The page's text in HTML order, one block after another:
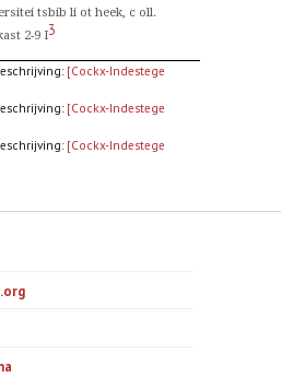
tsbib li ot heek, c oll.
2-9 I3
[Cockx-Indestege
[Cockx-Indestege
[Cockx-Indestege